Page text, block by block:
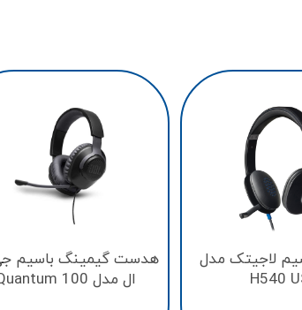
لاجیتک مدل
H540
هدست گیمینگ باسیم
ال مدل Quantum 100